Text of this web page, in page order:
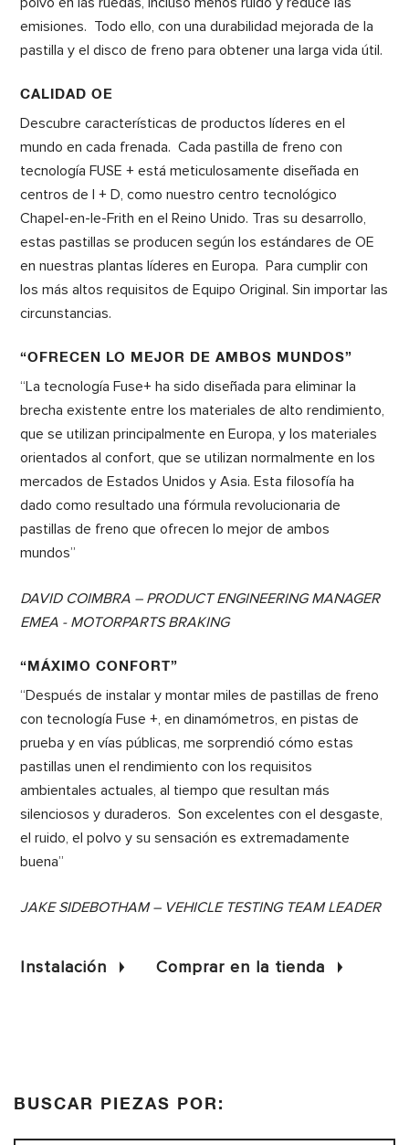
emisiones. Todo ello, con una durabilidad mejorada de la
pastilla y el disco de freno para obtener una larga vida útil.
CALIDAD OE
Descubre características de productos líderes en el
mundo en cada frenada. Cada pastilla de freno con
tecnología FUSE + está meticulosamente diseñada en
centros de I + D, como nuestro centro tecnológico
Chapel-en-le-Frith en el Reino Unido. Tras su desarrollo,
estas pastillas se producen según los estándares de OE
en nuestras plantas líderes en Europa. Para cumplir con
los más altos requisitos de Equipo Original. Sin importar las
circunstancias.
“OFRECEN LO MEJOR DE AMBOS MUNDOS”
“La tecnología Fuse+ ha sido diseñada para eliminar la
brecha existente entre los materiales de alto rendimiento,
que se utilizan principalmente en Europa, y los materiales
orientados al confort, que se utilizan normalmente en los
mercados de Estados Unidos y Asia. Esta filosofía ha
dado como resultado una fórmula revolucionaria de
pastillas de freno que ofrecen lo mejor de ambos
mundos”
DAVID COIMBRA – PRODUCT ENGINEERING MANAGER
EMEA - MOTORPARTS BRAKING
“MÁXIMO CONFORT”
“Después de instalar y montar miles de pastillas de freno
con tecnología Fuse +, en dinamómetros, en pistas de
prueba y en vías públicas, me sorprendió cómo estas
pastillas unen el rendimiento con los requisitos
ambientales actuales, al tiempo que resultan más
silenciosos y duraderos. Son excelentes con el desgaste,
el ruido, el polvo y su sensación es extremadamente
buena”
JAKE SIDEBOTHAM – VEHICLE TESTING TEAM LEADER
Instalación Comprar en la tienda
BUSCAR PIEZAS POR: